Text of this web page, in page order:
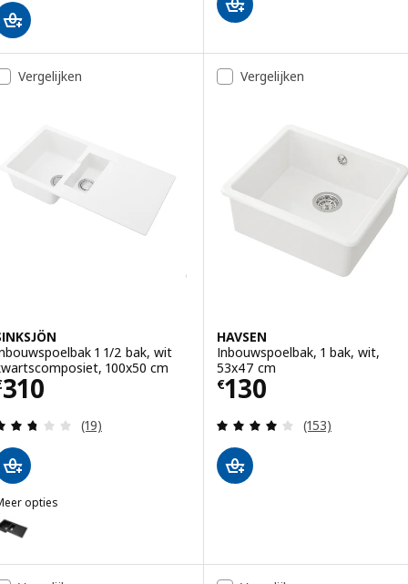
Vergelijken
1 1/2 bak, wit
100x50 cm
310€ 310
Beoordeling: 2.7 van 5 sterren. Totaal
(19)
opties
SINKSJÖN, Inbouwspoelbak 1 1/2 bak, zwart kwartscomposiet,
Vergelijken
HAVSEN
Inbouwspoelbak, 1 bak, wit,
53x47 cm
€130
Prijs € 130
Beoordeling:
(153)